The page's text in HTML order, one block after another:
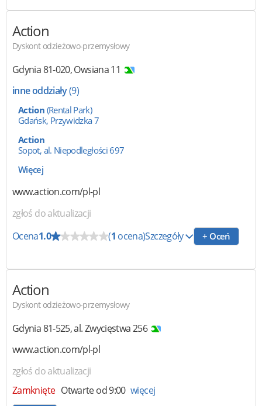
Action
Dyskont odzieżowo-przemysłowy
Gdynia81-020,Owsiana 11
inne oddziały(9)
Action (Rental Park)
Gdańsk, Przywidzka 7
Action
Sopot, al. Niepodległości 697
Więcej
www.action.com/pl-pl
zgłoś do aktualizacji
Ocena1.0 (1 ocena)Szczegóły + Oceń
Action
Dyskont odzieżowo-przemysłowy
Gdynia81-525,al. Zwycięstwa 256
www.action.com/pl-pl
zgłoś do aktualizacji
Zamknięte Otwarte od 9:00 więcej